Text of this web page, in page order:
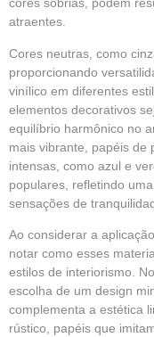
cores sóbrias, podem
atraentes.
Cores neutras, como
proporcionando
vinílico em diferentes
elementos decorativos
equilíbrio harmônico no
mais vibrante, papéis de
intensas, como azul e
populares, refletindo
sensações de
Ao considerar a
notar como esses
estilos de interiorismo.
escolha de um design
complementa a estética
rústico, papéis que